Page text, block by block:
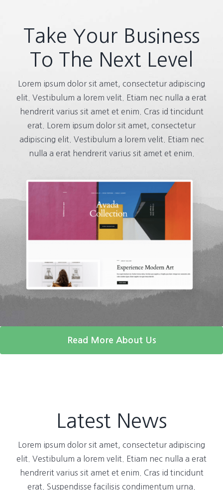
Take Your Business
To The Next Level
Lorem ipsum dolor sit amet, consectetur adipiscing
elit. Vestibulum a lorem velit. Etiam nec nulla a erat
hendrerit varius sit amet et enim. Cras id tincidunt
erat. Lorem ipsum dolor sit amet, consectetur
adipiscing elit. Vestibulum a lorem velit. Etiam nec
nulla a erat hendrerit varius sit amet et enim.
Read More About Us
Latest News
Lorem ipsum dolor sit amet, consectetur adipiscing
elit. Vestibulum a lorem velit. Etiam nec nulla a erat
hendrerit varius sit amet et enim. Cras id tincidunt
erat. Suspendisse facilisis condimentum urna.